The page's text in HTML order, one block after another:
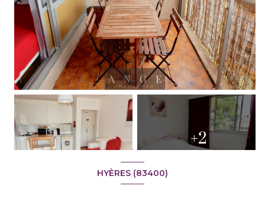
+2
HYÈRES (83400)